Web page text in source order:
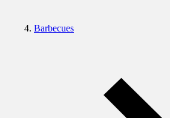
Barbecues